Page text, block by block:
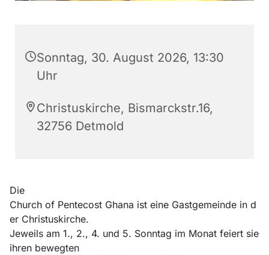
Sonntag, 30. August 2026, 13:30
Uhr
Christuskirche, Bismarckstr.16,
32756 Detmold
Die
Church of Pentecost Ghana ist eine Gastgemeinde in d
er Christuskirche.
Jeweils am 1., 2., 4. und 5. Sonntag im Monat feiert sie
ihren bewegten